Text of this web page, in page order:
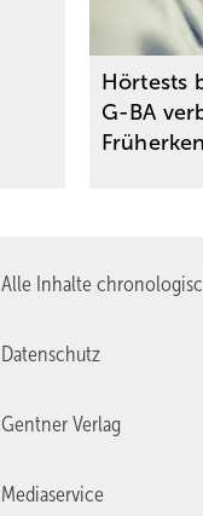
Hörtests
G-BA
Alle Inhalte
Datenschutz
Gentner Verlag
Mediaservice